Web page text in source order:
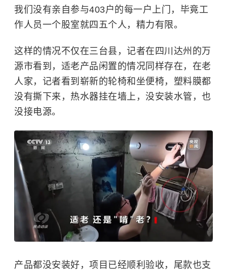
我们没有亲自参与403户的每一户上门，毕竟工
作人员一个股室就四五个人，精力有限。
这样的情况不仅在三台县，记者在四川达州的万
源市看到，适老产品闲置的情况同样存在，在老
人家，记者看到崭新的轮椅和坐便椅，塑料膜都
没有撕下来，热水器挂在墙上，没安装水管，也
没接电源。
产品都没安装好，项目已经顺利验收，尾款也支